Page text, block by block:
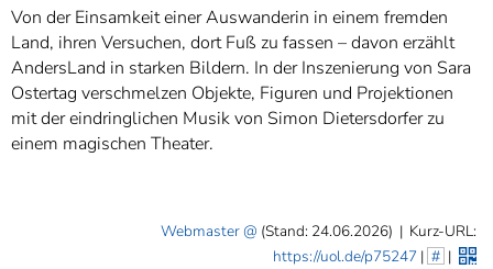
Von der Einsamkeit einer Auswanderin in einem fremden
Land, ihren Versuchen, dort Fuß zu fassen – davon erzählt
AndersLand in starken Bildern. In der Inszenierung von Sara
Ostertag verschmelzen Objekte, Figuren und Projektionen
mit der eindringlichen Musik von Simon Dietersdorfer zu
einem magischen Theater.
Webmaster (Stand: 24.06.2026) | Kurz-URL:
https://uol.de/p75247 | # |